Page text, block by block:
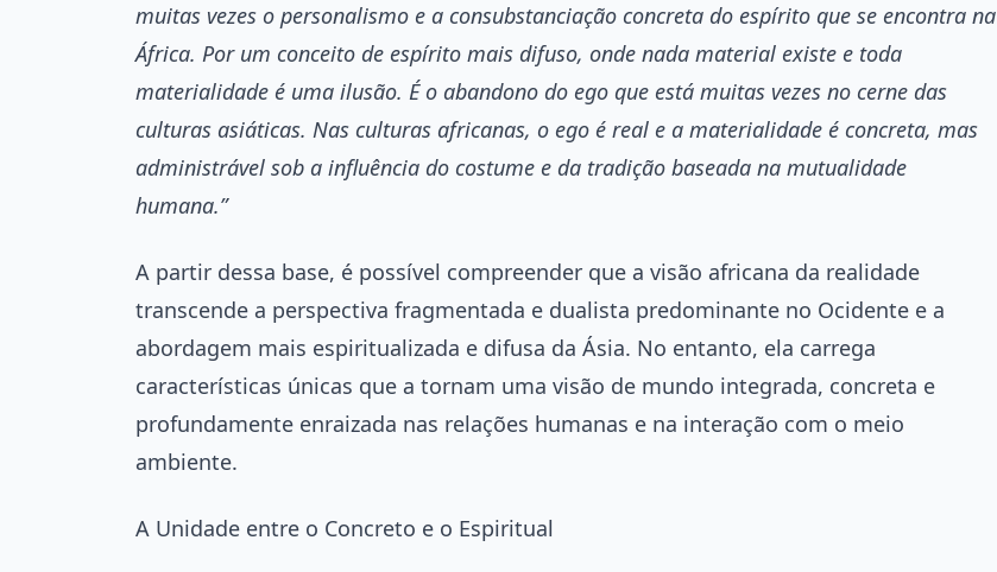
muitas vezes o personalismo e a consubstanciação concreta do espírito que se encontra na
África. Por um conceito de espírito mais difuso, onde nada material existe e toda
materialidade é uma ilusão. É o abandono do ego que está muitas vezes no cerne das
culturas asiáticas. Nas culturas africanas, o ego é real e a materialidade é concreta, mas
administrável sob a influência do costume e da tradição baseada na mutualidade
humana.”
A partir dessa base, é possível compreender que a visão africana da realidade
transcende a perspectiva fragmentada e dualista predominante no Ocidente e a
abordagem mais espiritualizada e difusa da Ásia. No entanto, ela carrega
características únicas que a tornam uma visão de mundo integrada, concreta e
profundamente enraizada nas relações humanas e na interação com o meio
ambiente.
A Unidade entre o Concreto e o Espiritual